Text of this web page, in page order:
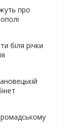
про
біля річки